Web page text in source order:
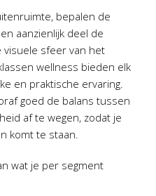
bepalen de
aanzienlijk deel de
sfeer van het
wellness bieden elk
en praktische ervaring.
goed de balans tussen
af te wegen, zodat je
komt te staan.
wat je per segment